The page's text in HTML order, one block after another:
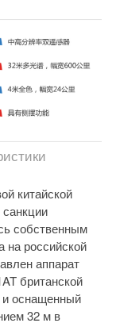
китайской
санкции
собственным
на российской
аппарат
британской
и оснащенный
32 м в